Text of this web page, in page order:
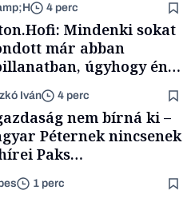
4 perc
Mindenki sokat
már abban
úgyhogy én
akartam
Iván 4 perc
nem bírná ki –
Péternek nincsenek
Paks
1 perc